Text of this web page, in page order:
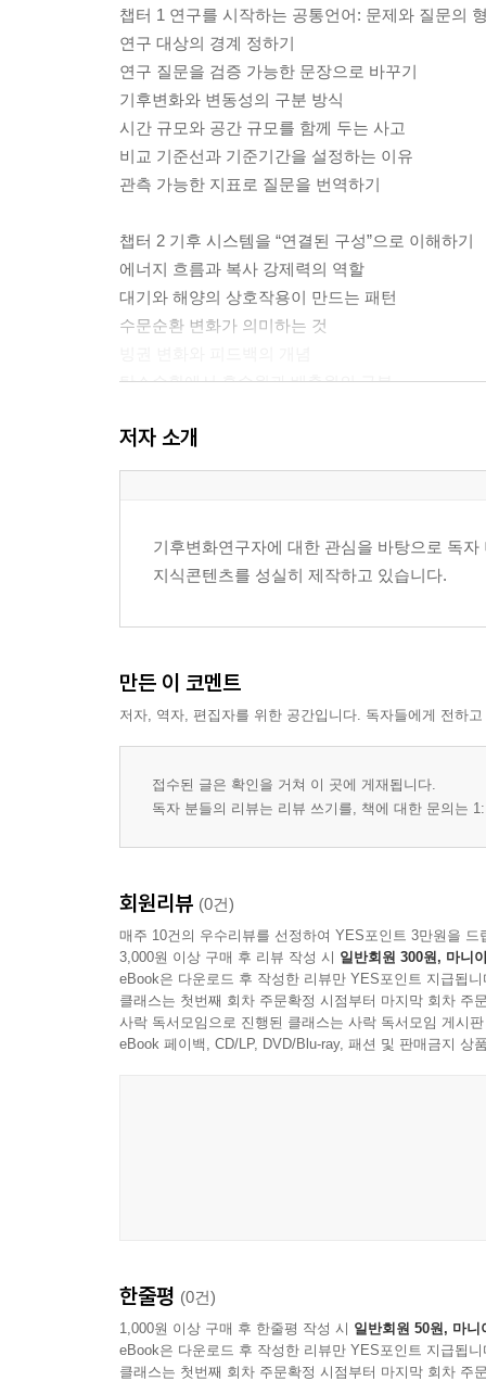
챕터 1 연구를 시작하는 공통언어: 문제와 질문의
연구 대상의 경계 정하기
연구 질문을 검증 가능한 문장으로 바꾸기
기후변화와 변동성의 구분 방식
시간 규모와 공간 규모를 함께 두는 사고
비교 기준선과 기준기간을 설정하는 이유
관측 가능한 지표로 질문을 번역하기
챕터 2 기후 시스템을 “연결된 구성”으로 이해하기
에너지 흐름과 복사 강제력의 역할
대기와 해양의 상호작용이 만드는 패턴
수문순환 변화가 의미하는 것
탄소순환에서 흡수원과 배출원의 구분
챕터 3 관측 자료가 말해주는 것과 말해주지 않는
결측과 보정이 분석에 미치는 영향
재분석 자료의 의미와 활용 범위
챕터 4 기후 데이터의 비교와 해석에서 자주 생기
평균, 추세, 변동의 구분
상관과 인과를 구분하는 언어
극한 현상을 정의하는 방식의 차이
공간 평균과 지역 특성의 충돌
챕터 5 모형은 무엇을 하는가: 설명, 실험, 예측의
기후모형의 구성 요소를 바라보는 틀
매개변수화가 필요한 이유와 의미
초기조건과 경계조건의 차이
앙상블 결과를 읽는 기본 관점
사건 기반 접근과 추세 기반 접근의 차이
챕터 7 불확실성을 다루는 공통규칙: 과학의 표현
저자 소개
기후변화연구자에 대한 관심을 바탕으로 독
지식콘텐츠를 성실히 제작하고 있습니다.
만든 이 코멘트
저자, 역자, 편집자를 위한 공간입니다. 독자들에게 전하
접수된 글은 확인을 거쳐 이 곳에 게재됩니다.
독자 분들의 리뷰는 리뷰 쓰기를, 책에 대한 문의는
회원리뷰 (0건)
매주 10건의 우수리뷰를 선정하여 YES포인트 3만원을 드
3,000원 이상 구매 후 리뷰 작성 시 일반회원 300원, 마니
eBook은 다운로드 후 작성한 리뷰만 YES포인트 지급됩니
클래스는 첫번째 회차 주문확정 시점부터 마지막 회차 주
사락 독서모임으로 진행된 클래스는 사락 독서모임 게시
eBook 페이백, CD/LP, DVD/Blu-ray, 패션 및 판매금지 상
한줄평 (0건)
1,000원 이상 구매 후 한줄평 작성 시 일반회원 50원, 마니
eBook은 다운로드 후 작성한 리뷰만 YES포인트 지급됩니
클래스는 첫번째 회차 주문확정 시점부터 마지막 회차 주